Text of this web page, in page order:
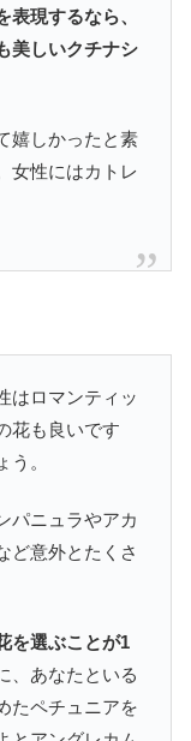
現するなら、
美しいクチナシ
嬉しかったと素
女性にはカトレ
はロマンティッ
花も良いです
。
パニュラやアカ
ど意外とたくさ
を選ぶことが1
、あなたといる
たペチュニアを